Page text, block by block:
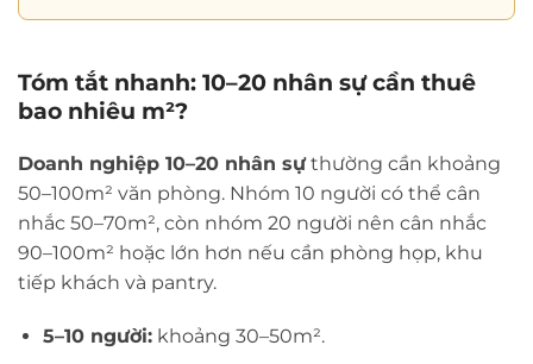
Tóm tắt nhanh: 10–20 nhân sự cần thuê
bao nhiêu m²?
Doanh nghiệp 10–20 nhân sựthường cần khoảng
50–100m² văn phòng. Nhóm 10 người có thể cân
nhắc 50–70m², còn nhóm 20 người nên cân nhắc
90–100m² hoặc lớn hơn nếu cần phòng họp, khu
tiếp khách và pantry.
5–10 người:khoảng 30–50m².